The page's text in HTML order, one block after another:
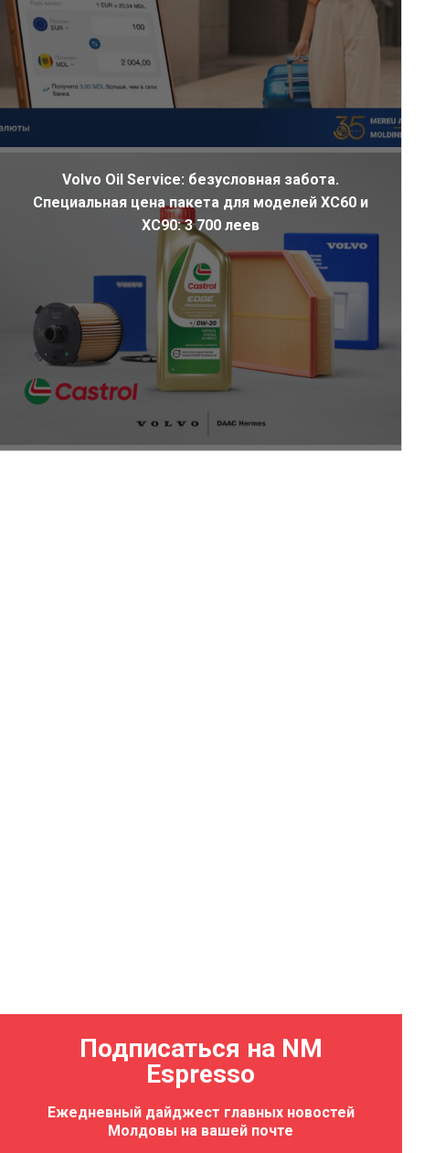
Volvo Oil Service: безусловная забота.
Специальная цена пакета для моделей XC60 и
XC90: 3 700 леев
Подписаться на NM
Espresso
Ежедневный дайджест главных новостей
Молдовы на вашей почте